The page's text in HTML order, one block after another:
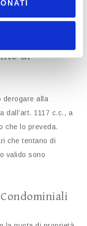
di
derogare alla
dall’art. 1117 c.c., a
che lo preveda.
che tentano di
valido sono